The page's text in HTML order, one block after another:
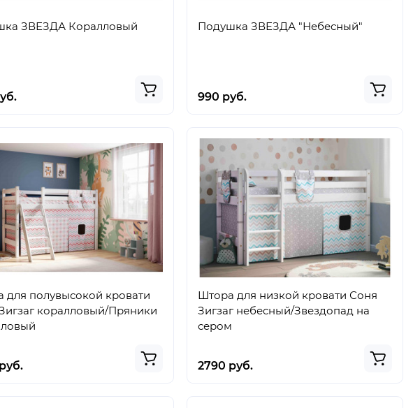
ЗВЕЗДА Коралловый Подушка ЗВЕЗДА "Небесный"
990 руб.
для полувысокой кровати
коралловый/Пряники
Штора для низкой кровати Соня
Зигзаг небесный/Звездопад на
сером
2790 руб.